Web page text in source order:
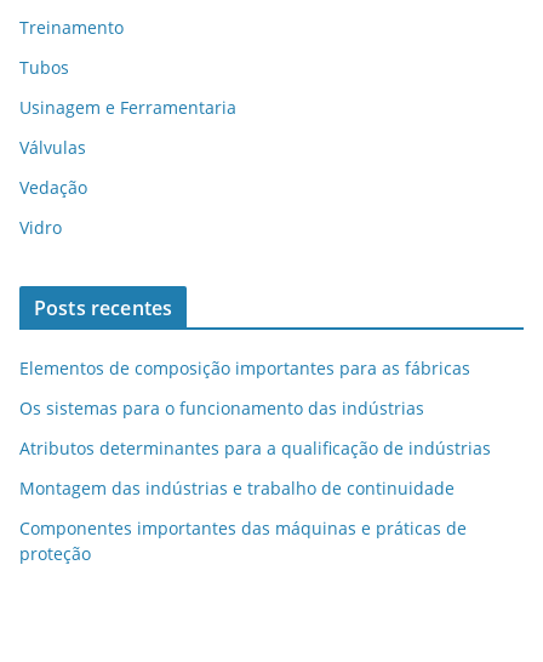
Treinamento
Tubos
Usinagem e Ferramentaria
Válvulas
Vedação
Vidro
Posts recentes
Elementos de composição importantes para as fábricas
Os sistemas para o funcionamento das indústrias
Atributos determinantes para a qualificação de indústrias
Montagem das indústrias e trabalho de continuidade
Componentes importantes das máquinas e práticas de
proteção